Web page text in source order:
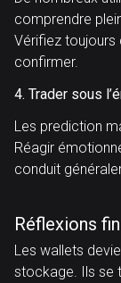
comprendre
Vérifiez toujours
confirmer.
4. Trader sous
Les prediction
Réagir
conduit
Réflexions
Les wallets
stockage. Ils se